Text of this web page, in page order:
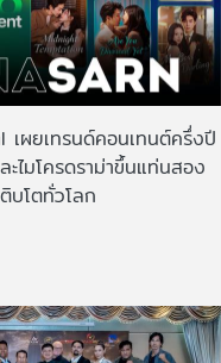
ผยเทรนด์คอนเทนต์ครึ่งปี
ไมโครดราม่าขึ้นแท่นสอง
บโตทั่วโลก